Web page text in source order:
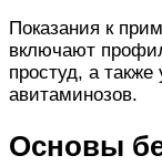
Показания к
включают
простуд, а
авитаминозов.
Основы